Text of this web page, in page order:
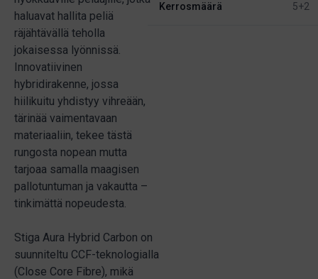
haluavat hallita peliä
räjähtävällä teholla
jokaisessa lyönnissä.
Innovatiivinen
hybridirakenne, jossa
hiilikuitu yhdistyy vihreään,
tärinää vaimentavaan
materiaaliin, tekee tästä
rungosta nopean mutta
tarjoaa samalla maagisen
pallotuntuman ja vakautta –
tinkimättä nopeudesta.
Stiga Aura Hybrid Carbon on
suunniteltu CCF-teknologialla
(Close Core Fibre), mikä
Kerrosmäärä 5+2